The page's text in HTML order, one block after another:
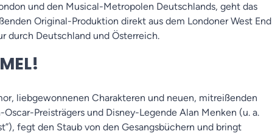
und den Musical-Metropolen Deutschlands, geht das
Original-Produktion direkt aus dem Londoner West End
durch Deutschland und Österreich.
liebgewonnenen Charakteren und neuen, mitreißenden
Preisträgers und Disney-Legende Alan Menken (u. a.
fegt den Staub von den Gesangsbüchern und bringt